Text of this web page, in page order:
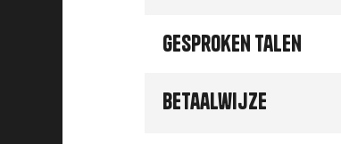
Gesproken talen
Betaalwijze